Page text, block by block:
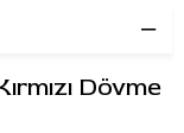
Dövme